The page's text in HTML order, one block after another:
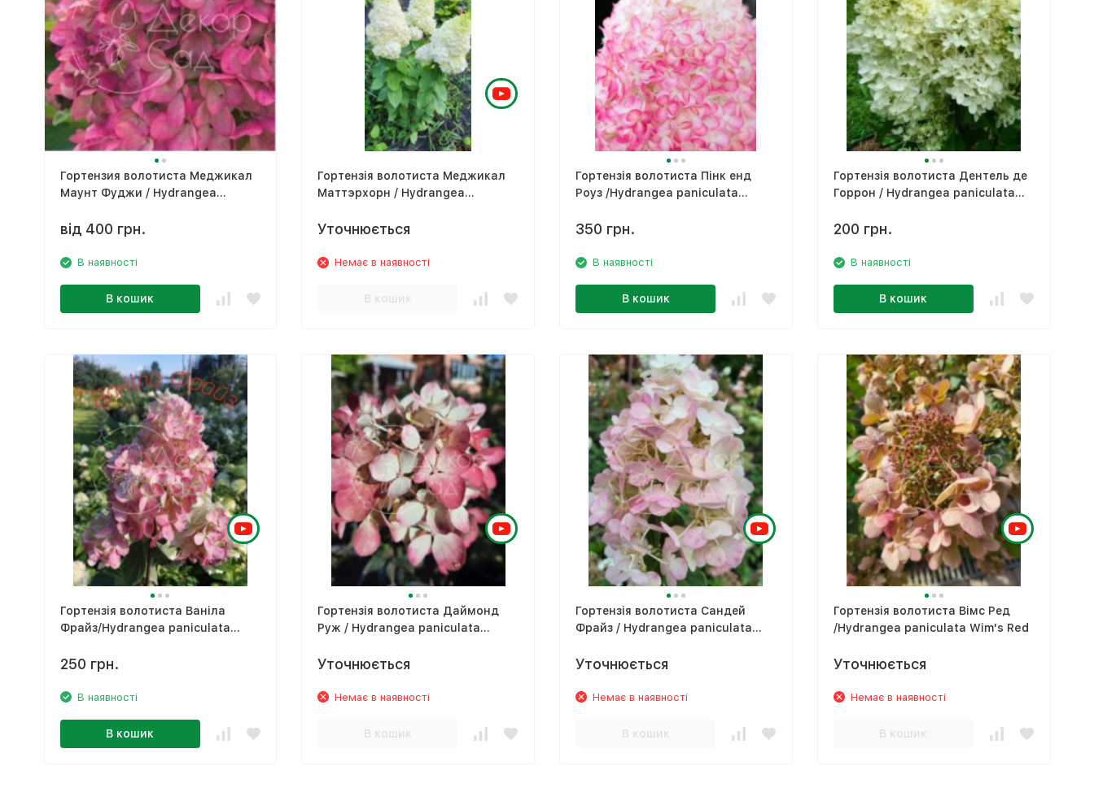
Гортензия волотиста Меджикал
Маунт Фуджи / Hydrangea
від 400 грн.
В наявності
В кошик
Гортензія волотиста Меджикал
Маттэрхорн / Hydrangea
Уточнюється
Немає в наявності
В кошик
Гортензія волотиста Пінк енд
Роуз /Hydrangea paniculata
350 грн.
В наявності
В кошик
Гортензія волотиста Дентель де
Горрон / Hydrangea paniculata
200 грн.
В наявності
В кошик
Гортензія волотиста Ваніла
Фрайз/Hydrangea paniculata
250 грн.
В наявності
В кошик
Гортензія волотиста Даймонд
Руж / Hydrangea paniculata
Уточнюється
Немає в наявності
В кошик
Гортензія волотиста Сандей
Фрайз / Hydrangea paniculata
Уточнюється
Немає в наявності
В кошик
Гортензія волотиста Вімс Ред
/Hydrangea paniculata Wim's Red
Уточнюється
Немає в наявності
В кошик